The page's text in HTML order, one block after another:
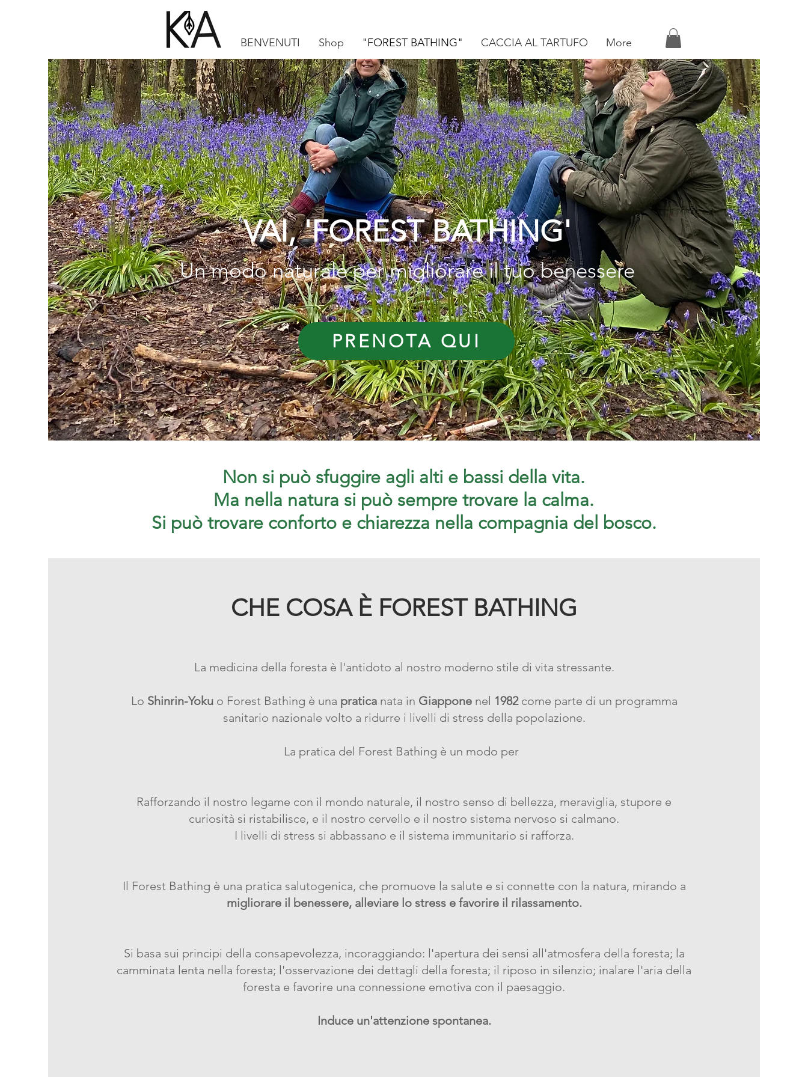
BENVENUTI Shop "FOREST BATHING" CACCIA AL TARTUFO More
VAI, 'FOREST BATHING'
Un modo naturale per migliorare il tuo benessere
PRENOTA QUI
Non si può sfuggire agli alti e bassi della vita.
Ma nella natura si può sempre trovare la calma.
Si può trovare conforto e chiarezza nella compagnia del bosco.
CHE COSA È FOREST BATHING
La medicina della foresta è l'antidoto al nostro moderno stile di vita stressante.
Lo Shinrin-Yokuo Forest Bathing è una praticanata in Giapponenel 1982come parte di un programma
sanitario nazionale volto a ridurre i livelli di stress della popolazione.
La pratica del Forest Bathing è un modo per
Rafforzando il nostro legame con il mondo naturale, il nostro senso di bellezza, meraviglia, stupore e
curiosità si ristabilisce, e il nostro cervello e il nostro sistema nervoso si calmano.
I livelli di stress si abbassano e il sistema immunitario si rafforza.
Il Forest Bathing è una pratica salutogenica, che promuove la salute e si connette con la natura, mirando a
migliorare il benessere, alleviare lo stress e favorire il rilassamento.
Si basa sui principi della consapevolezza, incoraggiando: l'apertura dei sensi all'atmosfera della foresta; la
camminata lenta nella foresta; l'osservazione dei dettagli della foresta; il riposo in silenzio; inalare l'aria della
foresta e favorire una connessione emotiva con il paesaggio.
Induce un'attenzione spontanea.